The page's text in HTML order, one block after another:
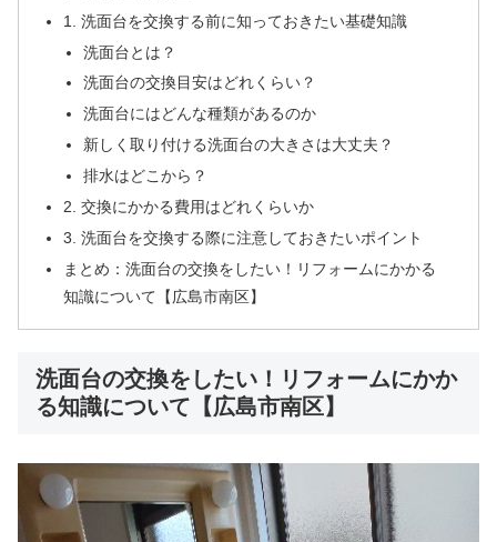
1. 洗面台を交換する前に知っておきたい基礎知識
洗面台とは？
洗面台の交換目安はどれくらい？
洗面台にはどんな種類があるのか
新しく取り付ける洗面台の大きさは大丈夫？
排水はどこから？
2. 交換にかかる費用はどれくらいか
3. 洗面台を交換する際に注意しておきたいポイント
まとめ：洗面台の交換をしたい！リフォームにかかる
知識について【広島市南区】
洗面台の交換をしたい！リフォームにかか
る知識について【広島市南区】